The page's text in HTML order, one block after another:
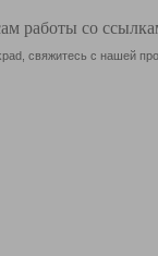
работы со
свяжитесь с нашей